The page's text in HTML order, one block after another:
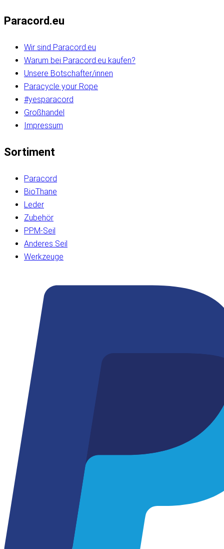
Paracord.eu
Wir sind Paracord.eu
Warum bei Paracord.eu kaufen?
Unsere Botschafter/innen
Paracycle your Rope
#yesparacord
Großhandel
Impressum
Sortiment
Paracord
BioThane
Leder
Zubehör
PPM-Seil
Anderes Seil
Werkzeuge